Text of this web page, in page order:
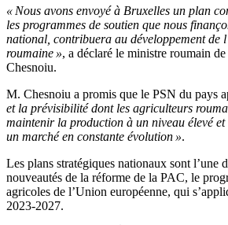
« Nous avons envoyé à Bruxelles un plan
les programmes de soutien que nous
national, contribuera au développement de
roumaine », a déclaré le ministre roumain
Chesnoiu.
M. Chesnoiu a promis que le PSN du pays
et la prévisibilité dont les agriculteurs
maintenir la production à un niveau élevé
un marché en constante évolution ».
Les plans stratégiques nationaux sont l’une
nouveautés de la réforme de la PAC, le
agricoles de l’Union européenne, qui
2023-2027.